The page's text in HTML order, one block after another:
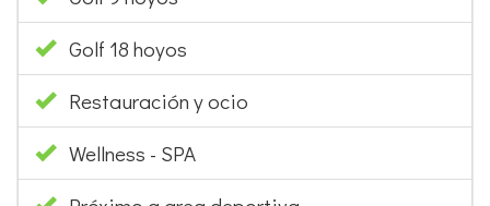
Golf 18 hoyos
Restauración y ocio
Wellness - SPA